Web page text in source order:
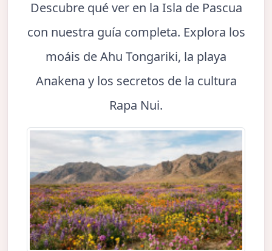
Descubre qué ver en la Isla de Pascua
con nuestra guía completa. Explora los
moáis de Ahu Tongariki, la playa
Anakena y los secretos de la cultura
Rapa Nui.